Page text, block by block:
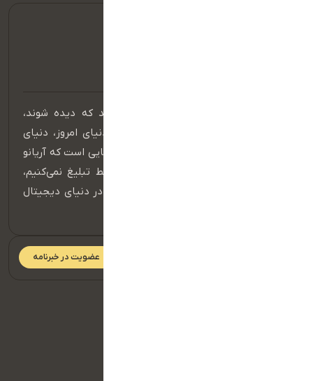
در عصر دیجیتال، برندهایی موفق هستند که دیده شوند،
شنیده شوند و در ذهن مخاطب بمانند. دنیای امروز، دنیای
حضور مؤثر در فضای آنلاین است و اینجا جایی است که آریانو
قدرت واقعی خود را نشان می‌دهد. ما فقط تبلیغ نمی‌کنیم،
بلکه داستان برند شما را می‌سازیم و آن را در دنیای دیجیتال
عضویت در خبرنامه